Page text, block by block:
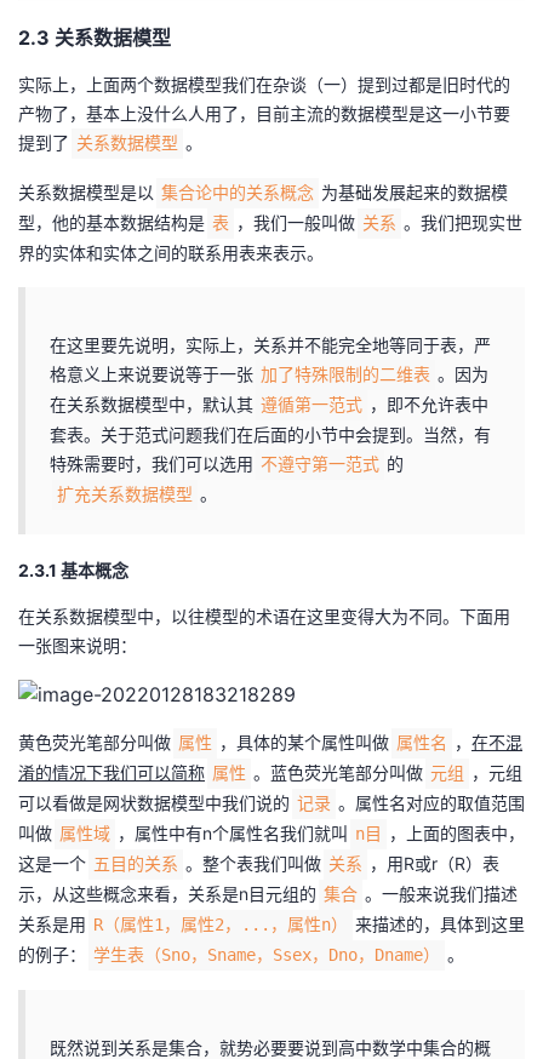
2.3 关系数据模型
实际上，上面两个数据模型我们在杂谈（一）提到过都是旧时代的
产物了，基本上没什么人用了，目前主流的数据模型是这一小节要
提到了 关系数据模型 。
关系数据模型是以 集合论中的关系概念 为基础发展起来的数据模
型，他的基本数据结构是 表 ，我们一般叫做 关系 。我们把现实世
界的实体和实体之间的联系用表来表示。
在这里要先说明，实际上，关系并不能完全地等同于表，严
格意义上来说要说等于一张 加了特殊限制的二维表 。因为
在关系数据模型中，默认其 遵循第一范式 ，即不允许表中
套表。关于范式问题我们在后面的小节中会提到。当然，有
特殊需要时，我们可以选用 不遵守第一范式 的
扩充关系数据模型 。
2.3.1 基本概念
在关系数据模型中，以往模型的术语在这里变得大为不同。下面用
一张图来说明：
黄色荧光笔部分叫做 属性 ，具体的某个属性叫做 属性名 ， 在不混
淆的情况下我们可以简称 属性 。蓝色荧光笔部分叫做 元组
，元组
可以看做是网状数据模型中我们说的 记录 。属性名对应的取值范围
叫做 属性域 ，属性中有n个属性名我们就叫 n目
，上面的图表中，
这是一个 五目的关系 。整个表我们叫做 关系 ，用R或r（R）表
示，从这些概念来看，关系是n目元组的 集合 。一般来说我们描述
关系是用 R（属性1，属性2，...，属性n）
来描述的，具体到这里
的例子：
学生表（Sno，Sname，Ssex，Dno，Dname） 。
既然说到关系是集合，就势必要要说到高中数学中集合的概